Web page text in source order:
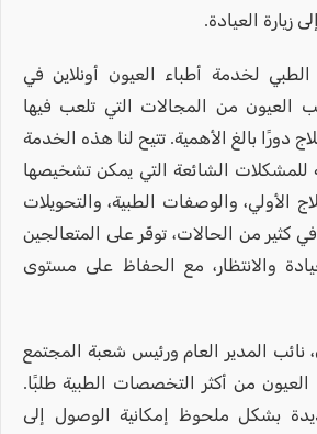
زيارة العيادة.
الطبي لخدمة أطباء العيون أونلاين في
العيون من المجالات التي تلعب فيها
دورًا بالغ الأهمية. تتيح لنا هذه الخدمة
للمشكلات الشائعة التي يمكن تشخيصها
الأولي، والوصفات الطبية، والتحويلات
كثير من الحالات، توفّر على المتعالجين
والانتظار، مع الحفاظ على مستوى
نائب المدير العام ورئيس شعبة المجتمع
من أكثر التخصصات الطبية طلبًا.
بشكل ملحوظ إمكانية الوصول إلى